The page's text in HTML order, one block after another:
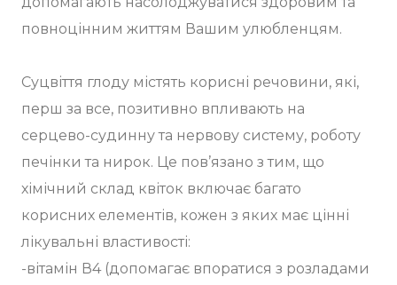
повноцінним життям Вашим улюбленцям.
Суцвіття глоду містять корисні речовини, які,
перш за все, позитивно впливають на
серцево-судинну та нервову систему, роботу
печінки та нирок. Це пов’язано з тим, що
хімічний склад квіток включає багато
корисних елементів, кожен з яких має цінні
лікувальні властивості:
-вітамін В4 (допомагає впоратися з розладами